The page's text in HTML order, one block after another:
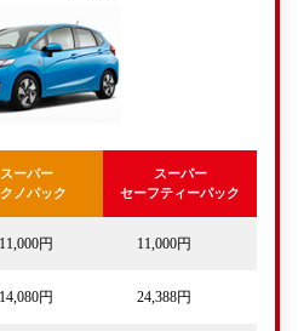
スーパー
ノパック
スーパー
セーフティーパック
11,000円 11,000円
14,080円 24,388円